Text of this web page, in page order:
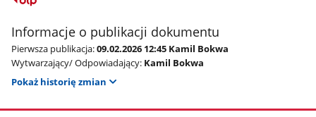
Informacje o publikacji dokumentu
Pierwsza publikacja:09.02.2026 12:45 Kamil Bokwa
Wytwarzający/ Odpowiadający: Kamil Bokwa
Pokaż historię zmian